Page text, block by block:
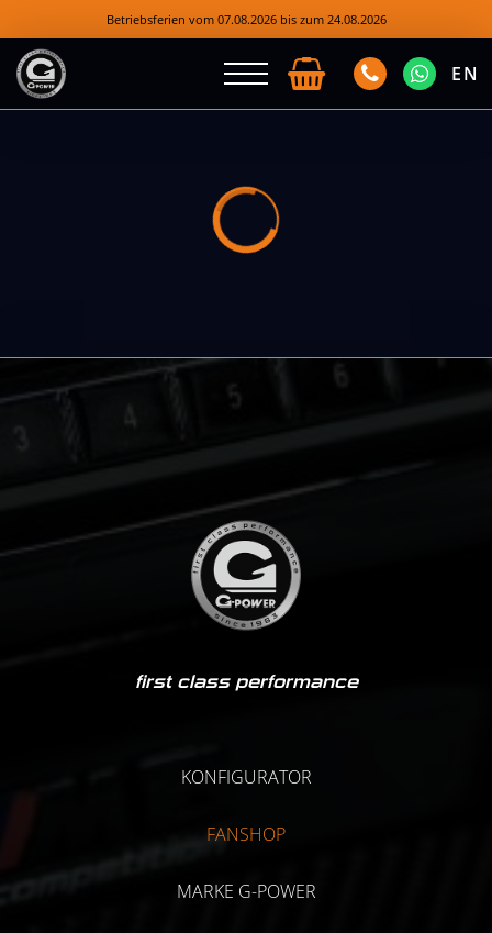
Betriebsferien vom 07.08.2026 bis zum 24.08.2026
EN
first class performance
KONFIGURATOR
FANSHOP
MARKE G-POWER